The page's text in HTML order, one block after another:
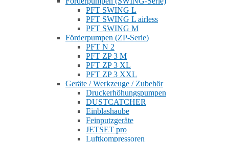
PFT SWING L
PFT SWING L airless
PFT SWING M
Förderpumpen (ZP-Serie)
PFT N 2
PFT ZP 3 M
PFT ZP 3 XL
PFT ZP 3 XXL
Geräte / Werkzeuge / Zubehör
Druckerhöhungspumpen
DUSTCATCHER
Einblashaube
Feinputzgeräte
JETSET pro
Luftkompressoren